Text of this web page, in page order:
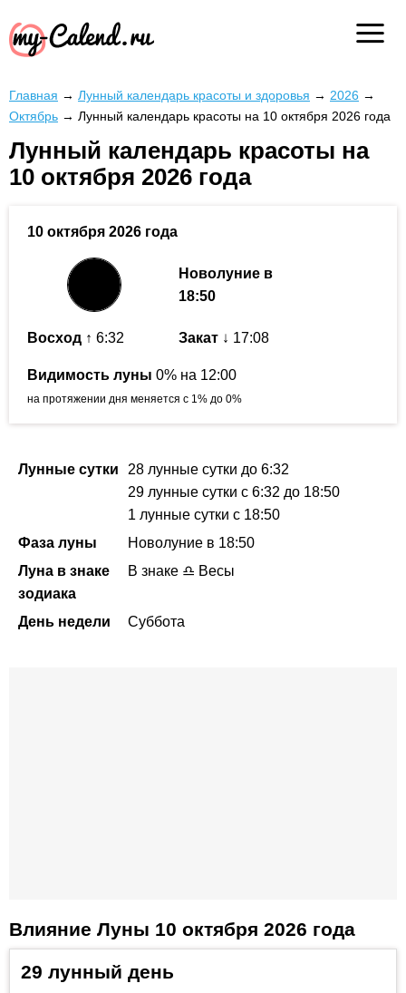
Главная → Лунный календарь красоты и здоровья → 2026 →
Октябрь → Лунный календарь красоты на 10 октября 2026 года
Лунный календарь красоты на
10 октября 2026 года
10 октября 2026 года
Новолуние в
18:50
Восход ↑ 6:32 Закат ↓ 17:08
Видимость луны 0% на 12:00
на протяжении дня меняется с 1% до 0%
Лунные сутки 28 лунные сутки до 6:32
29 лунные сутки с 6:32 до 18:50
1 лунные сутки с 18:50
Фаза луны
Новолуние в 18:50
Луна в знаке
зодиака
В знаке ♎ Весы
День недели Суббота
Влияние Луны 10 октября 2026 года
29 лунный день